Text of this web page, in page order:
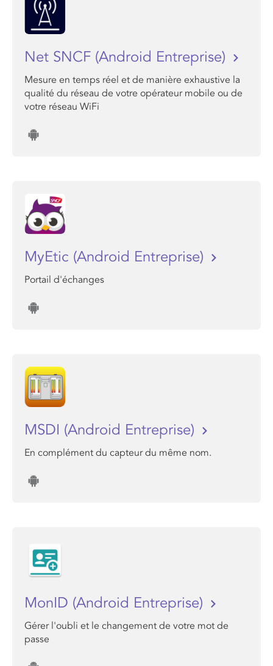
Net SNCF (Android Entreprise)
Mesure en temps réel et de manière exhaustive la
qualité du réseau de votre opérateur mobile ou de
votre réseau WiFi
MyEtic (Android Entreprise)
Portail d'échanges
MSDI (Android Entreprise)
En complément du capteur du même nom.
MonID (Android Entreprise)
Gérer l'oubli et le changement de votre mot de
passe